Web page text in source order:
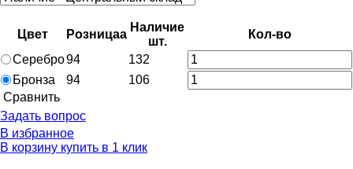
Цвет Розницаa
Наличие
шт.
Кол-во
Серебро94
132
Бронза
94
106
Cравнить
Задать вопрос
В избранное
В корзину купить в 1 клик